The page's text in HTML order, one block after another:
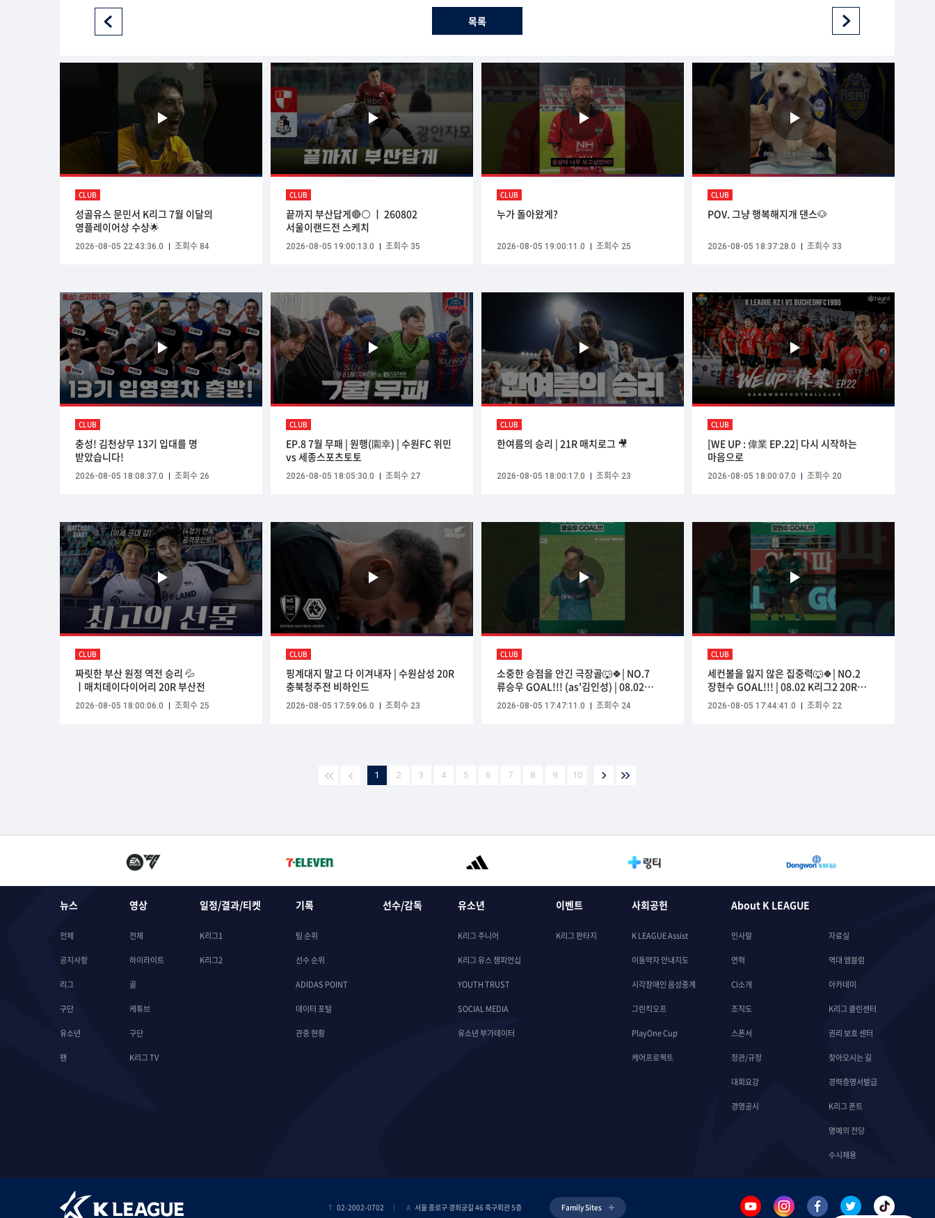
목록
CLUB
성골유스 문민서 K리그 7월 이달의
영플레이어상 수상🌟
2026-08-05 22:43:36.0 조회수 84
CLUB
끝까지 부산답게🔴⚪ ㅣ 260802
서울이랜드전 스케치
2026-08-05 19:00:13.0 조회수 35
CLUB
누가 돌아왔게?
2026-08-05 19:00:11.0 조회수 25
CLUB
POV. 그냥 행복해지개 댄스🐶
2026-08-05 18:37:28.0 조회수 33
CLUB
충성! 김천상무 13기 입대를 명
받았습니다!
2026-08-05 18:08:37.0 조회수 26
CLUB
EP.8 7월 무패 | 원행(園幸) | 수원FC 위민
vs 세종스포츠토토
2026-08-05 18:05:30.0 조회수 27
CLUB
한여름의 승리 | 21R 매치로그 🎥
2026-08-05 18:00:17.0 조회수 23
CLUB
[WE UP : 偉業 EP.22] 다시 시작하는
마음으로
2026-08-05 18:00:07.0 조회수 20
CLUB
짜릿한 부산 원정 역전 승리 💦
ㅣ매치데이다이어리 20R 부산전
2026-08-05 18:00:06.0 조회수 25
CLUB
핑계대지 말고 다 이겨내자 | 수원삼성 20R
충북청주전 비하인드
2026-08-05 17:59:06.0 조회수 23
CLUB
소중한 승점을 안긴 극장골🐺🍀| NO.7
류승우 GOAL!!! (as'김인성) | 08.02
K리그2 20R vs김해 | #안산그리너스
#ansangreeners
2026-08-05 17:47:11.0 조회수 24
CLUB
세컨볼을 잃지 않은 집중력🐺🍀| NO.2
장현수 GOAL!!! | 08.02 K리그2 20R
vs김해 | #안산그리너스
#ansangreeners
2026-08-05 17:44:41.0 조회수 22
1 2 3 4 5 6 7 8 9 10
뉴스
전체
공지사항
리그
구단
유소년
팬
영상
전체
하이라이트
골
케튜브
구단
K리그 TV
일정/결과/티켓
K리그1
K리그2
기록
팀 순위
선수 순위
ADIDAS POINT
데이터 포털
관중 현황
선수/감독 유소년
K리그 주니어
K리그 유스 챔피언십
YOUTH TRUST
SOCIAL MEDIA
유소년 부가데이터
이벤트
K리그 판타지
사회공헌
K LEAGUE Assist
이동약자 안내지도
시각장애인 음성중계
그린킥오프
PlayOne Cup
케어프로젝트
About K LEAGUE
인사말
연혁
CI소개
조직도
스폰서
정관/규정
대회요강
경영공시
자료실
역대 엠블럼
아카데미
K리그 클린센터
권리 보호 센터
찾아오시는 길
경력증명서발급
K리그 폰트
명예의 전당
수시채용
T 02-2002-0702 A 서울 종로구 경희궁길 46 축구회관 5층 Family Sites